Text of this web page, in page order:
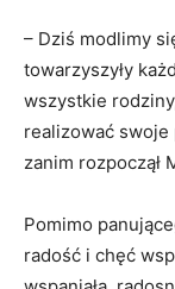
– Dziś modlimy
towarzyszyły
wszystkie
realizować swoje
zanim rozpoczął
Pomimo
radość i chęć